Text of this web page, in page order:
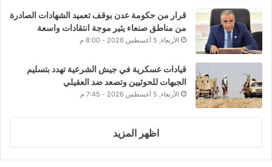
قرار من حكومة عدن بوقف تعميد الشهادات الصادرة
من مناطق صنعاء يثير موجة انتقادات واسعة
الأربعاء, 5 أغسطس 2026 - 8:00 م
قيادات عسكرية في جيش الشرعية تهدد بتسليم
الجبهات للحوثيين وتصعد ضد العقيلي
الأربعاء, 5 أغسطس 2026 - 7:45 م
اظهر المزيد